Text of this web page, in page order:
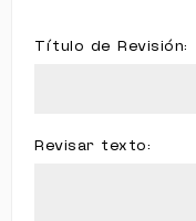
Título de Revisión:
Revisar texto: